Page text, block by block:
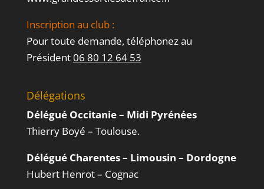
Inscription au club :
Pour toute demande, téléphonez au
Président06 80 12 64 53
Délégations
Délégué Occitanie – Midi Pyrénées
Thierry Boyé – Toulouse.
Délégué Charentes – Limousin – Dordogne
Hubert Henrot – Cognac